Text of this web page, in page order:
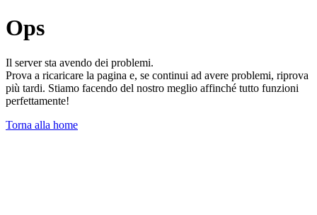
Ops
Il server sta avendo dei problemi.
Prova a ricaricare la pagina e, se continui ad avere problemi, riprova
più tardi. Stiamo facendo del nostro meglio affinché tutto funzioni
perfettamente!
Torna alla home